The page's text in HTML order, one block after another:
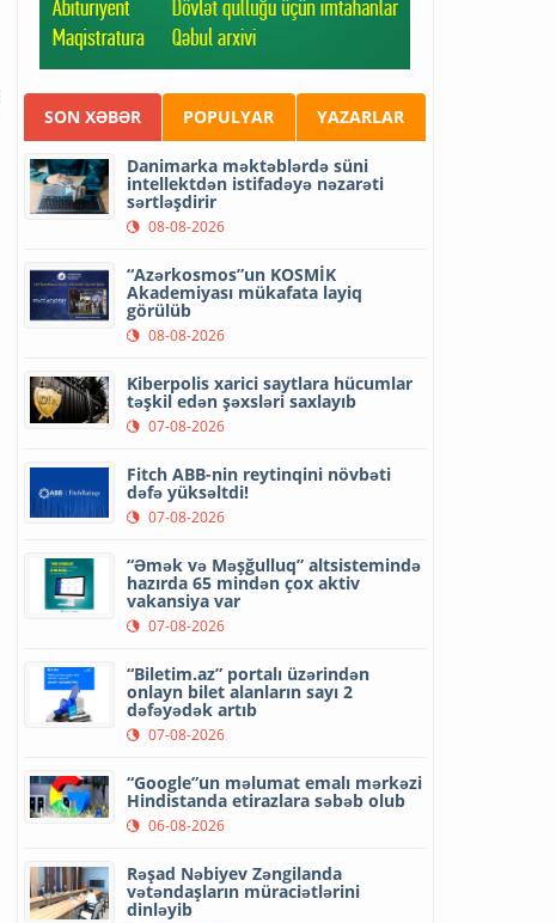
SON XƏBƏR POPULYAR YAZARLAR
Danimarka məktəblərdə süni
intellektdən istifadəyə nəzarəti
sərtləşdirir
08-08-2026
“Azərkosmos”un KOSMİK
Akademiyası mükafata layiq
görülüb
08-08-2026
Kiberpolis xarici saytlara hücumlar
təşkil edən şəxsləri saxlayıb
07-08-2026
Fitch ABB-nin reytinqini növbəti
dəfə yüksəltdi!
07-08-2026
“Əmək və Məşğulluq” altsistemində
hazırda 65 mindən çox aktiv
vakansiya var
07-08-2026
“Biletim.az” portalı üzərindən
onlayn bilet alanların sayı 2
dəfəyədək artıb
07-08-2026
“Google”un məlumat emalı mərkəzi
Hindistanda etirazlara səbəb olub
06-08-2026
Rəşad Nəbiyev Zəngilanda
vətəndaşların müraciətlərini
dinləyib